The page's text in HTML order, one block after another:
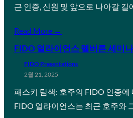
근 인증, 신원 및 앞으로 나아갈 길
Read More →
FIDO 얼라이언스 멜버른 세미
FIDO Presentations
2월 21, 2025
패스키 탐색: 호주의 FIDO 인증에
FIDO 얼라이언스는 최근 호주와